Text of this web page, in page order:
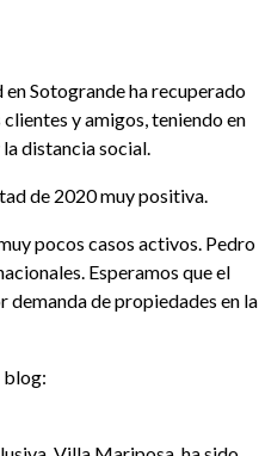
Sotogrande ha recuperado
y amigos, teniendo en
distancia social.
de 2020 muy positiva.
pocos casos activos. Pedro
Esperamos que el
demanda de propiedades en la
blog: